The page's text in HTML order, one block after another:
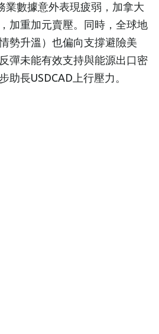
業數據意外表現疲弱，加拿大
加重加元賣壓。同時，全球地
勢升溫）也偏向支撐避險美
彈未能有效支持與能源出口密
助長USDCAD上行壓力。